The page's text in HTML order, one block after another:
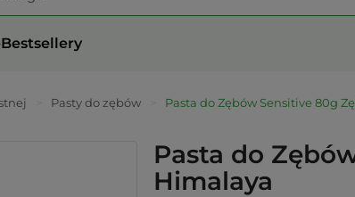
Bestsellery
Pasty do zębów Pasta do Zębów Sensitive 80g
Pasta do
Himalaya